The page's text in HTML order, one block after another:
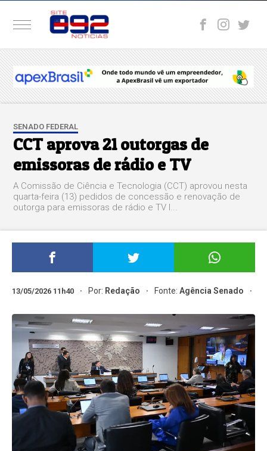
SENADO FEDERAL
CCT aprova 21 outorgas de
emissoras de rádio e TV
A Comissão de Ciência e Tecnologia (CCT) aprovou nesta
quarta-feira (13) pedidos de concessão e renovação de
outorga para emissoras de rádio e TV l...
13/05/2026 11h40 Por: Redação Fonte:Agência Senado